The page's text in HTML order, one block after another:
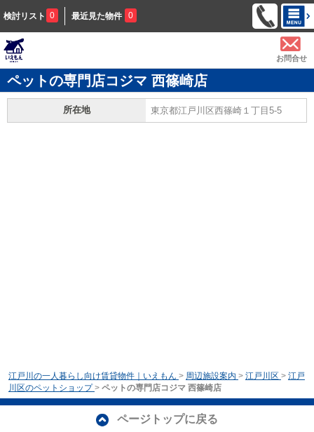
検討リスト 0 最近見た物件 0
お問合せ
ペットの専門店コジマ 西篠崎店
所在地 東京都江戸川区西篠崎１丁目5-5
江戸川の一人暮らし向け賃貸物件｜いえもん > 周辺施設案内 > 江戸川区 > 江戸
川区のペットショップ > ペットの専門店コジマ 西篠崎店
ページトップに戻る